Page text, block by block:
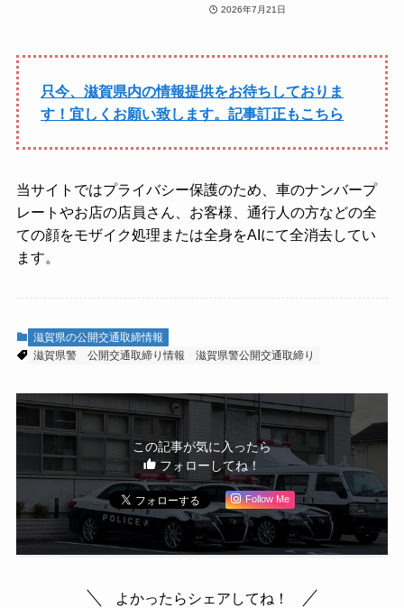
2026年7月21日
只今、滋賀県内の情報提供をお待ちしておりま
す！宜しくお願い致します。記事訂正もこちら
当サイトではプライバシー保護のため、車のナンバープ
レートやお店の店員さん、お客様、通行人の方などの全
ての顔をモザイク処理または全身をAIにて全消去してい
ます。
滋賀県の公開交通取締情報
滋賀県警
公開交通取締り情報 滋賀県警公開交通取締り
この記事が気に入ったら
フォローしてね！
Follow Me
よかったらシェアしてね！